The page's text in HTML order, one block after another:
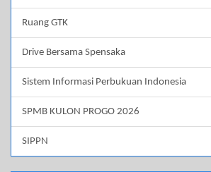
Ruang GTK
Drive Bersama Spensaka
Sistem Informasi Perbukuan Indonesia
SPMB KULON PROGO 2026
SIPPN